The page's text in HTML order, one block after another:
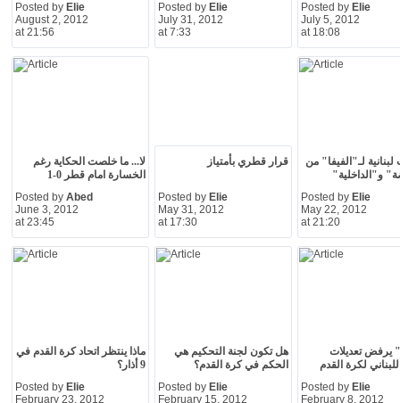
Posted by Elie
August 2, 2012
at 21:56
Posted by Elie
July 31, 2012
at 7:33
Posted by Elie
July 5, 2012
at 18:08
لا... ما خلصت الحكاية رغم
الخسارة امام قطر 0-1
Posted by Abed
June 3, 2012
at 23:45
قرار قطري بأمتياز
Posted by Elie
May 31, 2012
at 17:30
لـ"الفيفا" من
و"الداخلية"
Posted by Elie
May 22, 2012
at 21:20
ماذا ينتظر اتحاد كرة القدم في
9 أذار؟
Posted by Elie
February 23, 2012
هل تكون لجنة التحكيم هي
الحكم في كرة القدم؟
Posted by Elie
February 15, 2012
يرفض تعديلات
لكرة القدم
Posted by Elie
February 8, 2012